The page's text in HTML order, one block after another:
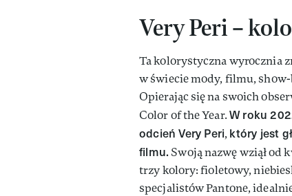
Very Peri –
Ta kolorystyczna wyrocznia
w świecie mody, filmu,
Opierając się na swoich
Color of the Year.W roku
odcień Very Peri, który jest
filmu. Swoją nazwę wziął od
trzy kolory: fioletowy,
specjalistów Pantone,